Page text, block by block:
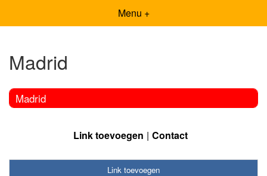
Menu +
Madrid
Madrid
Link toevoegen Contact
Link toevoegen